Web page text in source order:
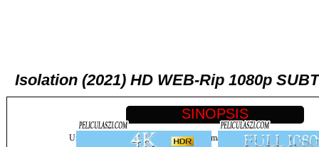
Isolation (2021) HD WEB-Rip 1080p
Una antología de nueve cortos de terror filmados bajo los requisitos de